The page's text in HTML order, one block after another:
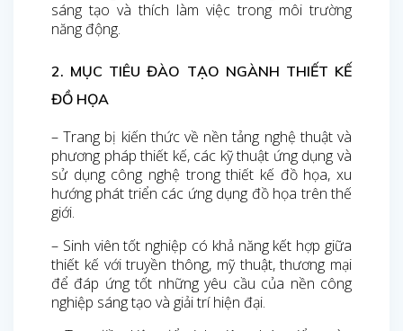
sáng tạo và thích làm việc trong môi trường
năng động.
2. MỤC TIÊU ĐÀO TẠO NGÀNH THIẾT KẾ
ĐỒ HỌA
– Trang bị kiến thức về nền tảng nghệ thuật và
phương pháp thiết kế, các kỹ thuật ứng dụng và
sử dụng công nghệ trong thiết kế đồ họa, xu
hướng phát triển các ứng dụng đồ họa trên thế
giới.
– Sinh viên tốt nghiệp có khả năng kết hợp giữa
thiết kế với truyền thông, mỹ thuật, thương mại
để đáp ứng tốt những yêu cầu của nền công
nghiệp sáng tạo và giải trí hiện đại.